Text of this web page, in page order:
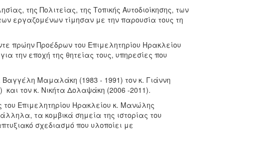
της Πολιτείας, της Τοπικής Αυτοδιοίκησης, των
εργαζομένων τίμησαν με την παρουσία τους τη
πρώην Προέδρων του Επιμελητηρίου Ηρακλείου
την εποχή της θητείας τους, υπηρεσίες που
Βαγγέλη Μαμαλάκη (1983 - 1991) τον κ. Γιάννη
και τον κ. Νικήτα Δολαψάκη (2006 -2011).
Επιμελητηρίου Ηρακλείου κ. Μανώλης
τα κομβικά σημεία της ιστορίας του
σχεδιασμό που υλοποίει με